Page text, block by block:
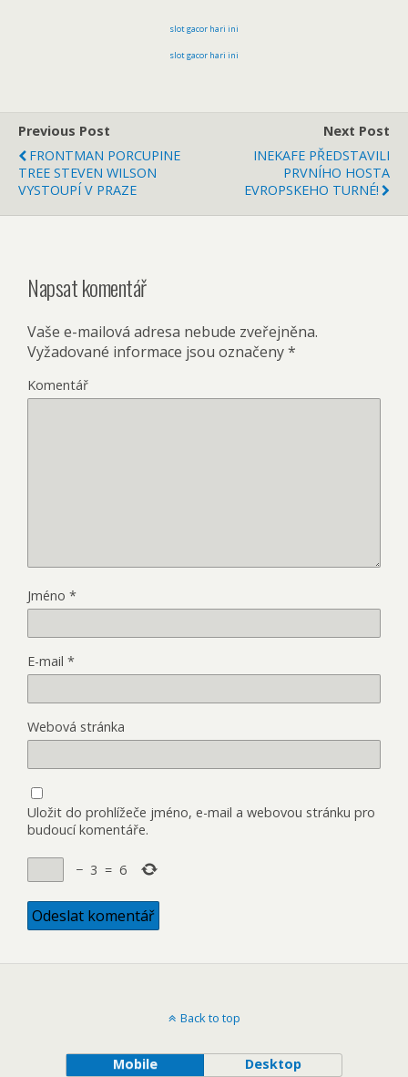
slot gacor hari ini
slot gacor hari ini
Previous Post
FRONTMAN PORCUPINE
TREE STEVEN WILSON
VYSTOUPÍ V PRAZE
Next Post
INEKAFE PŘEDSTAVILI
PRVNÍHO HOSTA
EVROPSKEHO TURNÉ!
Napsat komentář
Vaše e-mailová adresa nebude zveřejněna.
Vyžadované informace jsou označeny*
Komentář
Jméno *
E-mail *
Webová stránka
Uložit do prohlížeče jméno, e-mail a webovou stránku pro
budoucí komentáře.
− 3 = 6
Back to top
Mobile Desktop